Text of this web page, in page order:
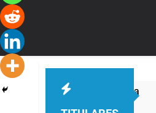
XIV a la Argentina